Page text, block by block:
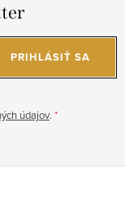
údajov.
PRIHLÁSIŤ SA